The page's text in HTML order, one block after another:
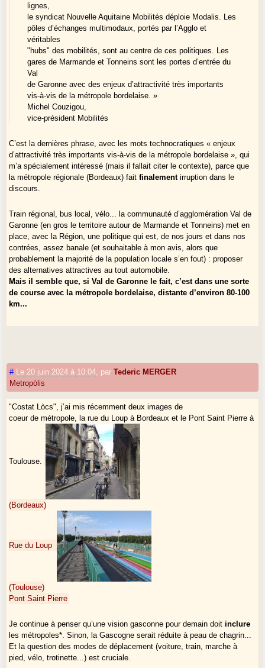
lignes,
le syndicat Nouvelle Aquitaine Mobilités déploie Modalis. Les
pôles d’échanges multimodaux, portés par l’Agglo et
véritables
"hubs" des mobilités, sont au centre de ces politiques. Les
gares de Marmande et Tonneins sont les portes d’entrée du
Val
de Garonne avec des enjeux d’attractivité très importants
vis-à-vis de la métropole bordelaise. »
Michel Couzigou,
vice-président Mobilités
C’est la dernières phrase, avec les mots technocratiques « enjeux
d’attractivité très importants vis-à-vis de la métropole bordelaise », qui
m’a spécialement intéressé (mais il fallait citer le contexte), parce que
la métropole régionale (Bordeaux) faitfinalementirruption dans le
discours.
Train régional, bus local, vélo... la communauté d’agglomération Val de
Garonne (en gros le territoire autour de Marmande et Tonneins) met en
place, avec la Région, une politique qui est, de nos jours et dans nos
contrées, assez banale (et souhaitable à mon avis, alors que
probablement la majorité de la population locale s’en fout) : proposer
des alternatives attractives au tout automobile.
Mais il semble que, si Val de Garonne le fait, c’est dans une sorte
de course avec la métropole bordelaise, distante d’environ 80-100
km...
# Le 20 juin 2024 à 10:04 parTederic MERGER
Metropòlis
"Costat Lòcs", j’ai mis récemment deux images de
coeur de métropole, la rue du Loup à Bordeaux et le Pont Saint Pierre à
Toulouse.
(Bordeaux)
Rue du Loup
(Toulouse)
Pont Saint Pierre
Je continue à penser qu’une vision gasconne pour demain doitinclure
les métropoles*. Sinon, la Gascogne serait réduite à peau de chagrin...
Et la question des modes de déplacement (voiture, train, marche à
pied, vélo, trotinette...) est cruciale.